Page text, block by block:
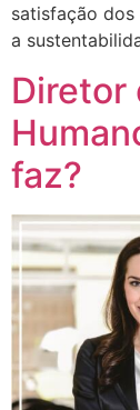
satisfação
a
Diretor
faz?